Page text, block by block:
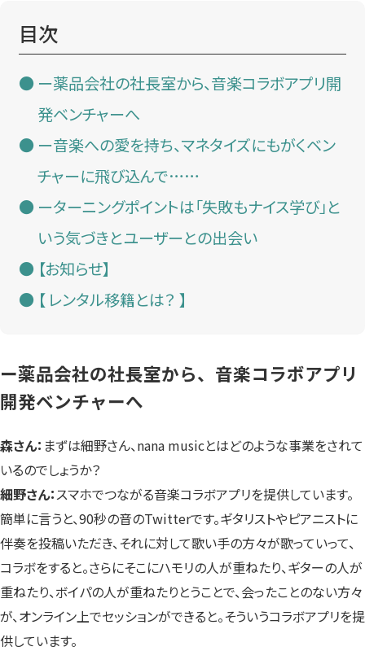
目次
ー薬品会社の社長室から、音楽コラボアプリ開
発ベンチャーへ
ー音楽への愛を持ち、マネタイズにもがくベン
チャーに飛び込んで……
ーターニングポイントは「失敗もナイス学び」と
いう気づきとユーザーとの出会い
【お知らせ】
【 レンタル移籍とは？ 】
ー薬品会社の社長室から、音楽コラボアプリ
開発ベンチャーへ
森さん： まずは細野さん、nana musicとはどのような事業をされて
いるのでしょうか？
細野さん：スマホでつながる音楽コラボアプリを提供しています。
簡単に言うと、90秒の音のTwitterです。ギタリストやピアニストに
伴奏を投稿いただき、それに対して歌い手の方々が歌っていって、
コラボをすると。さらにそこにハモリの人が重ねたり、ギターの人が
重ねたり、ボイパの人が重ねたりとうことで、会ったことのない方々
が、オンライン上でセッションができると。そういうコラボアプリを提
供しています。